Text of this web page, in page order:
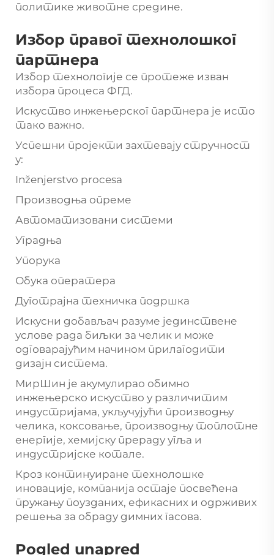
политике животне средине.
Избор правог технолошког
партнера
Избор технологије се протеже изван
избора процеса ФГД.
Искуство инжењерског партнера је исто
тако важно.
Успешни пројекти захтевају стручност
у:
Inženjerstvo procesa
Производња опреме
Автоматизовани системи
Уградња
Упорука
Обука оператера
Дуготрајна техничка подршка
Искусни добављач разуме јединствене
услове рада биљки за челик и може
одговарајућим начином прилагодити
дизајн система.
МирШин је акумулирао обимно
инжењерско искуство у различитим
индустријама, укључујући производњу
челика, коксовање, производњу топлотне
енергије, хемијску прераду угља и
индустријске котале.
Кроз континуиране технолошке
иновације, компанија остаје посвећена
пружању поузданих, ефикасних и одрживих
решења за обраду димних гасова.
Pogled unapred